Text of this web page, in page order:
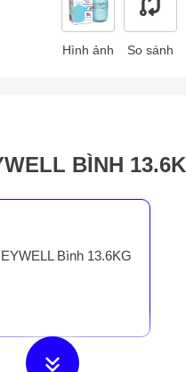
Hình ảnh So sánh
BÌNH
Bình 13.6KG